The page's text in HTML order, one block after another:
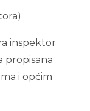
inspektor
propisana
i općim